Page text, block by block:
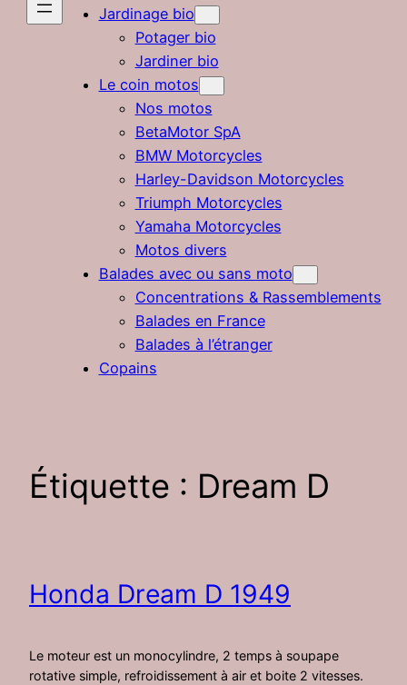
Jardinage bio
Potager bio
Jardiner bio
Le coin motos
Nos motos
BetaMotor SpA
BMW Motorcycles
Harley-Davidson Motorcycles
Triumph Motorcycles
Yamaha Motorcycles
Motos divers
Balades avec ou sans moto
Concentrations & Rassemblements
Balades en France
Balades à l’étranger
Copains
Étiquette : Dream D
Honda Dream D 1949
Le moteur est un monocylindre, 2 temps à soupape
rotative simple, refroidissement à air et boite 2 vitesses.